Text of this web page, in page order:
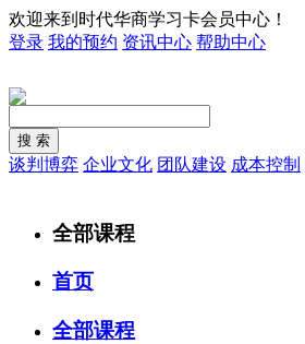
欢迎来到时代华商学习卡会员中心！
登录 我的预约 资讯中心 帮助中心
谈判博弈 企业文化 团队建设 成本控制
全部课程
首页
全部课程